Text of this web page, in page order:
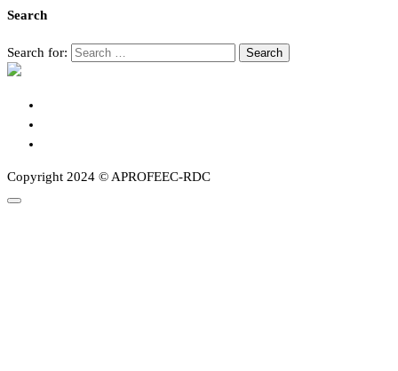
Search
Search for:
Copyright 2024 © APROFEEC-RDC